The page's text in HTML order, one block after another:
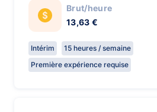
Brut/heure
13,63 €
Intérim
15 heures / semaine
Première expérience requise